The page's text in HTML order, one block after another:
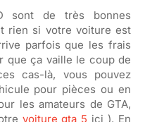
sont de très bonnes
rien si votre voiture est
parfois que les frais
que ça vaille le coup de
cas-là, vous pouvez
pour pièces ou en
les amateurs de GTA,
voiture gta 5 ici ). En